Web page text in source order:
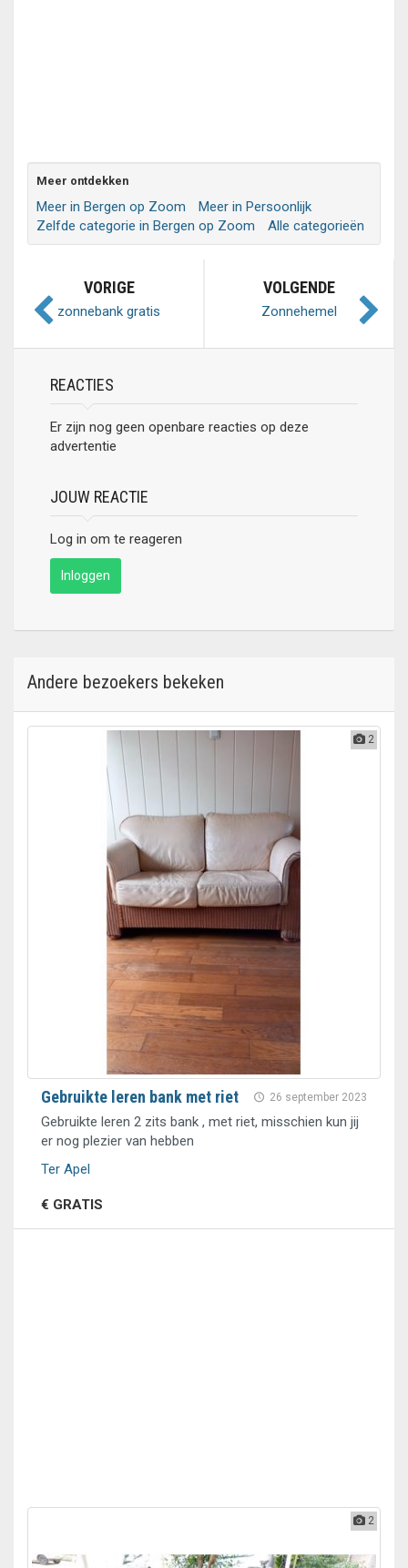
Meer ontdekken
Meer in Bergen op Zoom
Meer in Persoonlijk
Zelfde categorie in Bergen op Zoom
Alle categorieën
VORIGE
zonnebank gratis
VOLGENDE
Zonnehemel
REACTIES
Er zijn nog geen openbare reacties op deze
advertentie
JOUW REACTIE
Log in om te reageren
Inloggen
Andere bezoekers bekeken
2
26 september 2023
Gebruikte leren bank met riet
Gebruikte leren 2 zits bank , met riet, misschien kun jij
er nog plezier van hebben
Ter Apel
€ GRATIS
2